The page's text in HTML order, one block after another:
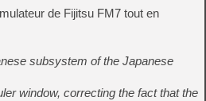
de Fijitsu FM7 tout en
subsystem of the Japanese
window, correcting the fact that the